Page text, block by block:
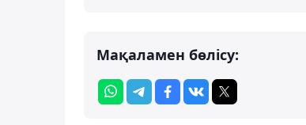
Мақаламен бөлісу: